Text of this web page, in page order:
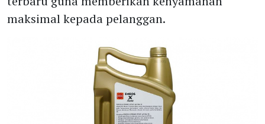
maksimal kepada pelanggan.